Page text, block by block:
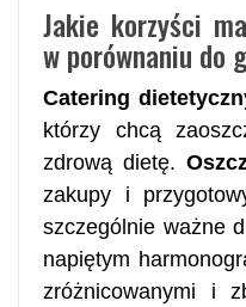
Jakie korzyści
w porównaniu do
Catering
którzy chcą
zdrową dietę.
zakupy i
szczególnie ważne
napiętym
zróżnicowanymi i